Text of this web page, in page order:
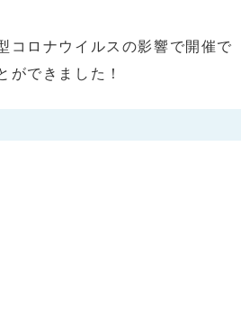
コロナウイルスの影響で開催で
ができました！